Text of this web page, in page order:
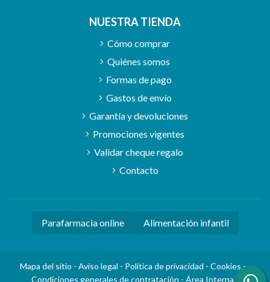
NUESTRA TIENDA
Cómo comprar
Quiénes somos
Formas de pago
Gastos de envío
Garantía y devoluciones
Promociones vigentes
Validar cheque regalo
Contacto
Parafarmacia online Alimentación infantil
Mapa del sitio - Aviso legal - Política de privacidad - Cookies-
Condiciones generales de contratación - Área Interna